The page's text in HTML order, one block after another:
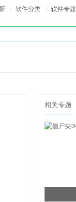
软件分类 软件专题
相关专题